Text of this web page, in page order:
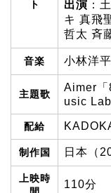
ト
出演 ：
キ 真飛
哲太 斉
音楽 小林洋
主題歌
Aimer
usic
配給
制作国 日本（
上映時
110分